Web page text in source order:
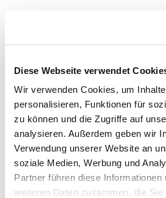
Diese Webseite verwendet
Wir verwenden Cookies, um
personalisieren, Funktionen für
zu können und die Zugriffe auf
analysieren. Außerdem geben wir
Verwendung unserer Website an
soziale Medien, Werbung und
Partner führen diese
weiteren Daten zusammen, die Sie